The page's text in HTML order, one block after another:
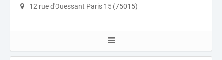
12 rue d'Ouessant Paris 15 (75015)